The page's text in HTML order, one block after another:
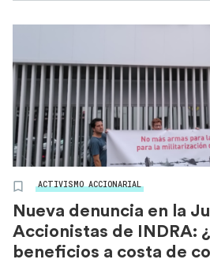
ACTIVISMO ACCIONARIAL
Nueva denuncia en la
Accionistas de INDRA:
beneficios a costa de